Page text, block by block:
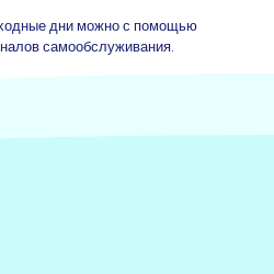
дни можно с помощью
самообслуживания.